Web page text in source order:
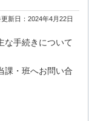
新日：2024年4月22日
な手続きについて
課・班へお問い合